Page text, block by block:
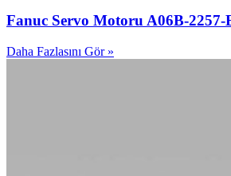
Fanuc Servo Motoru A06B-2257-
Daha Fazlasını Gör »